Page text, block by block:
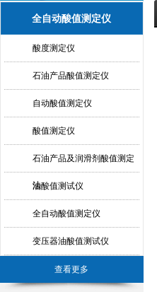
全自动酸值测定仪
酸度测定仪
石油产品酸值测定仪
自动酸值测定仪
酸值测定仪
石油产品及润滑剂酸值测定
法
油酸值测试仪
全自动酸值测定仪
变压器油酸值测试仪
查看更多